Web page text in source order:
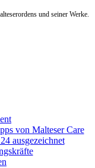
und seiner Werke.
von Malteser Care
ausgezeichnet